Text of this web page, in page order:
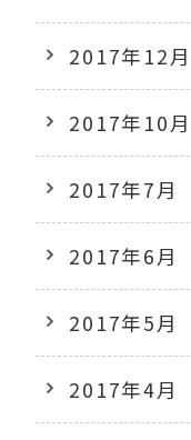
2017年12月
2017年10月
2017年7月
2017年6月
2017年5月
2017年4月